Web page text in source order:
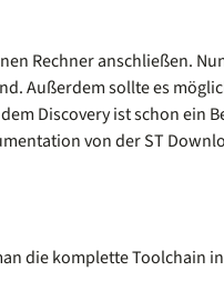
Rechner anschließen.
Außerdem sollte es
Discovery ist schon ein
von der ST
die komplette Toolchain